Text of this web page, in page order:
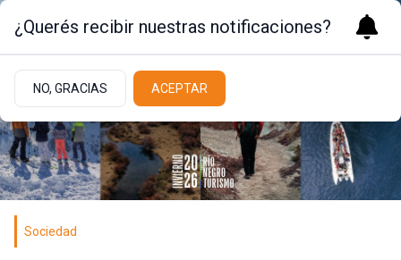
Sociedad
¿Querés recibir nuestras notificaciones?
NO, GRACIAS ACEPTAR